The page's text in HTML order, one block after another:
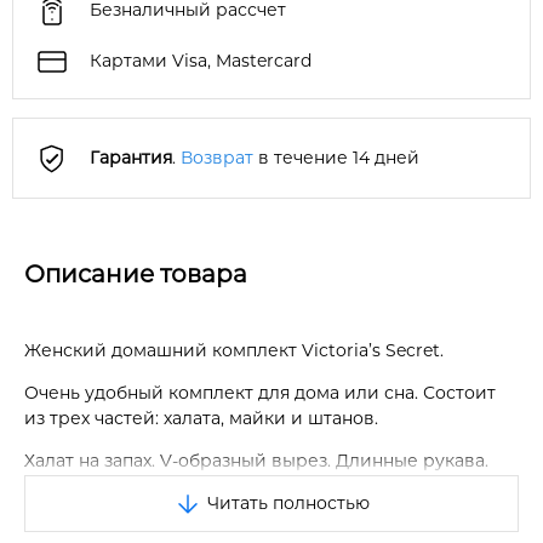
Безналичный рассчет
Картами Visa, Mastercard
Гарантия. Возврат в течение 14 дней
Описание товара
Женский домашний комплект Victoria’s Secret.
Очень удобный комплект для дома или сна. Состоит
из трех частей: халата, майки и штанов.
Халат на запах. V-образный вырез. Длинные рукава.
Читать полностью